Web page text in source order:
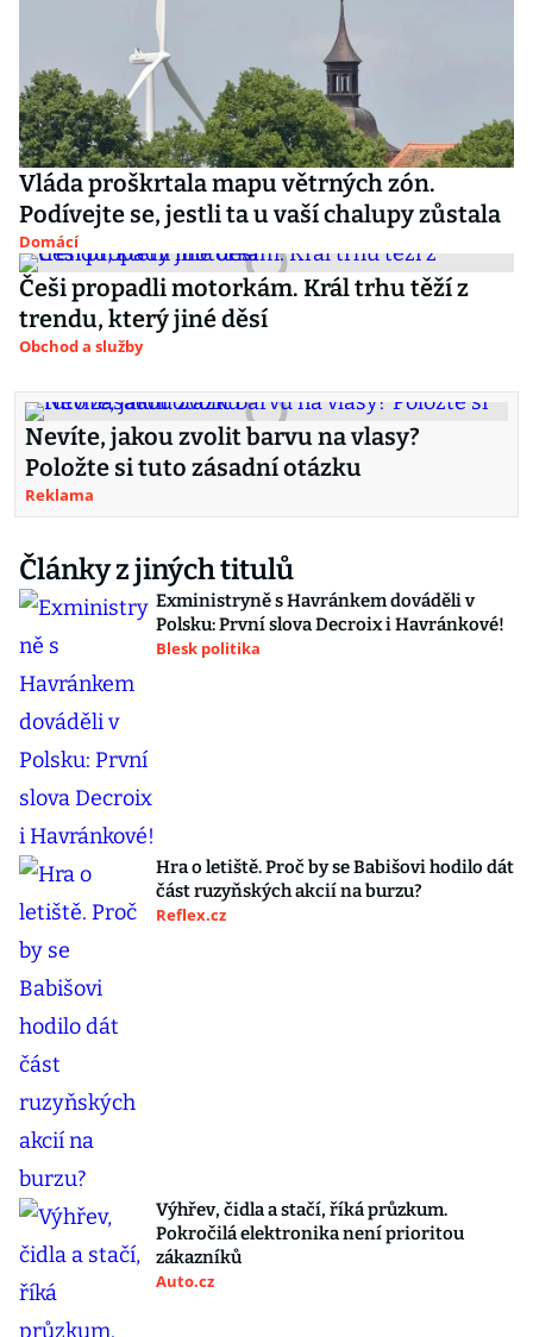
Vláda proškrtala mapu větrných zón.
Podívejte se, jestli ta u vaší chalupy zůstala
Domácí
Češi propadli motorkám. Král trhu těží z
trendu, který jiné děsí
Obchod a služby
Nevíte, jakou zvolit barvu na vlasy?
Položte si tuto zásadní otázku
Reklama
Články z jiných titulů
Exministryně s Havránkem dováděli v
Polsku: První slova Decroix i Havránkové!
Blesk politika
Hra o letiště. Proč by se Babišovi hodilo dát
část ruzyňských akcií na burzu?
Reflex.cz
Výhřev, čidla a stačí, říká průzkum.
Pokročilá elektronika není prioritou
zákazníků
Auto.cz